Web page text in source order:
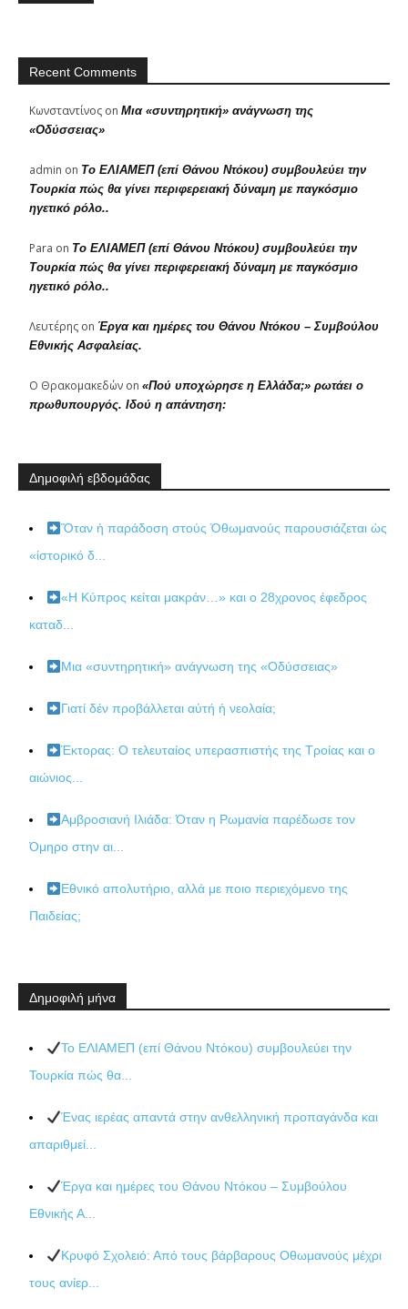
Recent Comments
Κωνσταντίνος on Μια «συντηρητική» ανάγνωση της
«Οδύσσειας»
admin on Το ΕΛΙΑΜΕΠ (επί Θάνου Ντόκου) συμβουλεύει την
Τουρκία πώς θα γίνει περιφερειακή δύναμη με παγκόσμιο
ηγετικό ρόλο..
Para on Το ΕΛΙΑΜΕΠ (επί Θάνου Ντόκου) συμβουλεύει την
Τουρκία πώς θα γίνει περιφερειακή δύναμη με παγκόσμιο
ηγετικό ρόλο..
Λευτέρης on Έργα και ημέρες του Θάνου Ντόκου – Συμβούλου
Εθνικής Ασφαλείας.
Ο Θρακομακεδών on «Πού υποχώρησε η Ελλάδα;» ρωτάει ο
πρωθυπουργός. Ιδού η απάντηση:
Δημοφιλή εβδομάδας
Ὅταν ἡ παράδοση στούς Ὀθωμανούς παρουσιάζεται ὡς
«ἱστορικό δ...
«Η Κύπρος κείται μακράν…» και ο 28χρονος έφεδρος
καταδ...
Μια «συντηρητική» ανάγνωση της «Οδύσσειας»
Γιατί δέν προβάλλεται αὐτή ἡ νεολαία;
Έκτορας: Ο τελευταίος υπερασπιστής της Τροίας και ο
αιώνιος...
Αμβροσιανή Ιλιάδα: Όταν η Ρωμανία παρέδωσε τον
Όμηρο στην αι...
Εθνικό απολυτήριο, αλλά με ποιο περιεχόμενο της
Παιδείας;
Δημοφιλή μήνα
Το ΕΛΙΑΜΕΠ (επί Θάνου Ντόκου) συμβουλεύει την
Τουρκία πώς θα...
Ένας ιερέας απαντά στην ανθελληνική προπαγάνδα και
απαριθμεί...
Έργα και ημέρες του Θάνου Ντόκου – Συμβούλου
Εθνικής Α...
Κρυφό Σχολειό: Από τους βάρβαρους Οθωμανούς μέχρι
τους ανίερ...